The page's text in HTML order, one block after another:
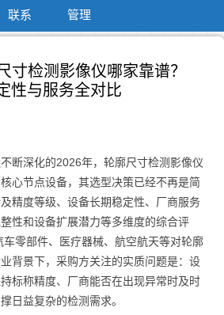
联系 管理
寸检测影像仪哪家靠谱？
性与服务全对比
断深化的2026年，轮廓尺寸检测影像仪
心节点设备，其选型决策已经不再是简
精度等级、设备长期稳定性、厂商服务
性和设备扩展潜力等多维度的综合评
零部件、医疗器械、航空航天等对轮廓
背景下，采购方关注的实质问题是：设
标称精度、厂商能否在出现异常时及时
日益复杂的检测需求。